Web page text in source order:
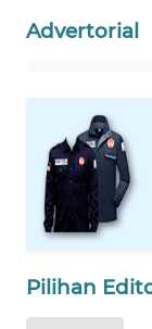
Advertorial
Pilihan
SPORT
WAHANA
UMKM
WAHANA
SELEB
WAHANA